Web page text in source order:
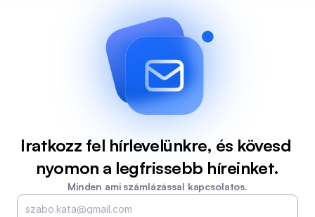
Iratkozz fel hírlevelünkre, és kövesd
nyomon a legfrissebb híreinket.
Minden ami számlázással kapcsolatos.